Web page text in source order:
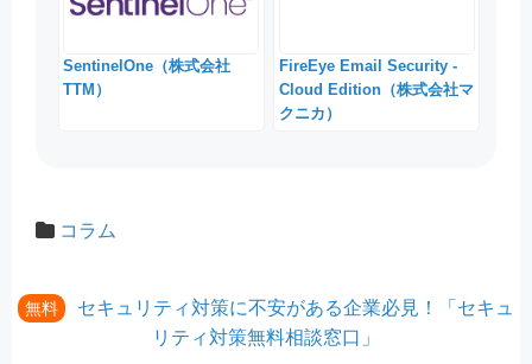
SentinelOne（株式会社
TTM）
FireEye Email Security -
Cloud Edition（株式会社マ
クニカ）
コラム
無料
セキュリティ対策に不安がある企業必見！「セキュ
リティ対策無料相談窓口」